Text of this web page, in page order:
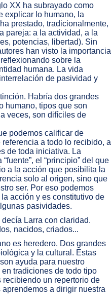
XX ha subrayado como
explicar lo humano, la
prestado, tradicionalmente,
pareja: a la actividad, a la
potencias, libertad). Sin
han visto la importancia
sobre la
humana. La vida
de pasividad y
Habría dos grandes
humano, tipos que son
veces, son difíciles de
podemos calificar de
referencia a todo lo recibido, a
de toda iniciativa. La
el “principio” del que
a la acción que posibilita la
solo al origen, sino que
ser. Por eso podemos
acción y es constitutivo de
pasividades.
decía Larra con claridad.
nacidos, criados...
es heredero. Dos grandes
y la cultural. Estas
ayuda para nuestro
tradiciones de todo tipo
un repertorio de
a dirigir nuestra